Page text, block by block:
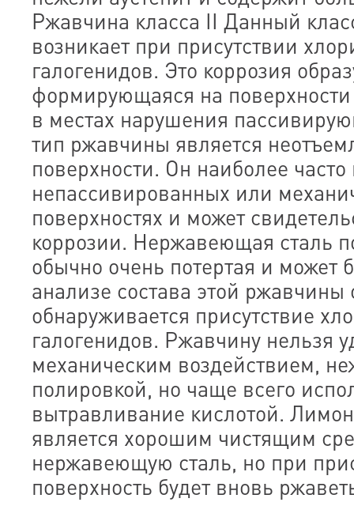
Ржавчина класса II Данный
возникает при присутствии
галогенидов. Это коррозия
формирующаяся на
в местах нарушения
тип ржавчины является
поверхности. Он наиболее часто
непассивированных или
поверхностях и может
коррозии. Нержавеющая сталь
обычно очень потертая и может
анализе состава этой ржавчины
обнаруживается присутствие
галогенидов. Ржавчину нельзя
механическим воздействием,
полировкой, но чаще всего
вытравливание кислотой.
является хорошим чистящим
нержавеющую сталь, но при
поверхность будет вновь